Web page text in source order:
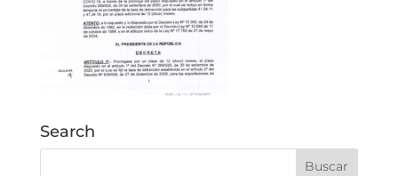
Search